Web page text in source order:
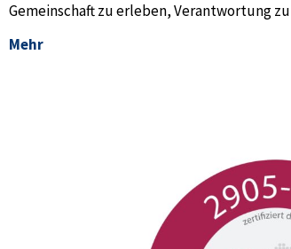
Gemeinschaft zu erleben, Verantwortung
Mehr